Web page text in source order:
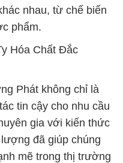
nhau, từ chế biến
phẩm.
Hóa Chất Đắc
Phát không chỉ là
tin cậy cho nhu cầu
gia với kiến thức
đã giúp chúng
mẽ trong thị trường